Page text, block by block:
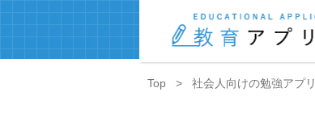
Top 社会人向けの勉強アプリ